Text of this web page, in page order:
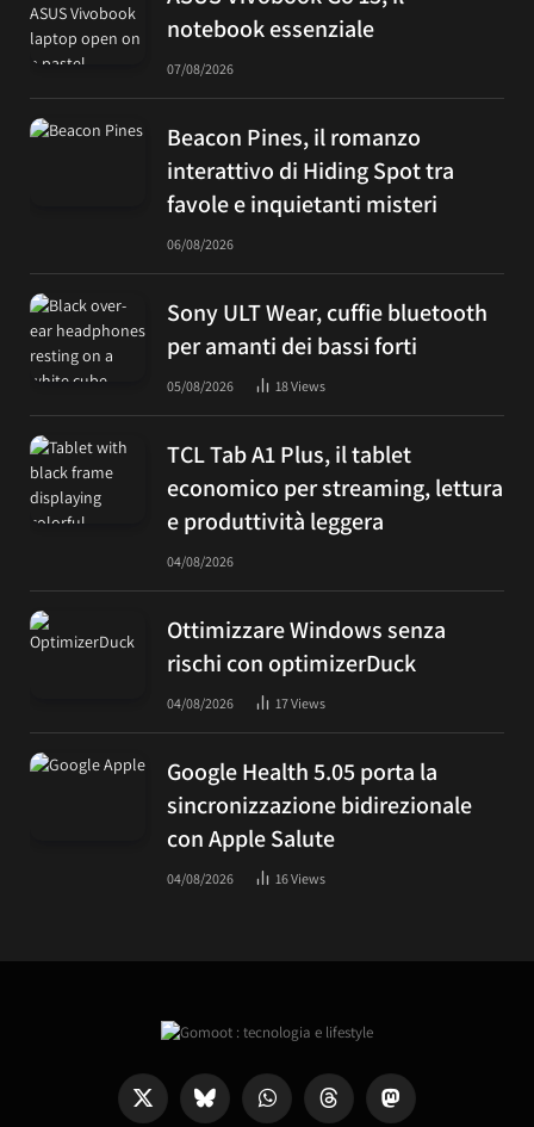
notebook essenziale
07/08/2026
Beacon Pines, il romanzo
interattivo di Hiding Spot tra
favole e inquietanti misteri
06/08/2026
Sony ULT Wear, cuffie bluetooth
per amanti dei bassi forti
05/08/2026 18Views
TCL Tab A1 Plus, il tablet
economico per streaming, lettura
e produttività leggera
04/08/2026
Ottimizzare Windows senza
rischi con optimizerDuck
04/08/2026 17Views
Google Health 5.05 porta la
sincronizzazione bidirezionale
con Apple Salute
04/08/2026 16Views
X
Bluesky WhatsAppThreads Mastodon